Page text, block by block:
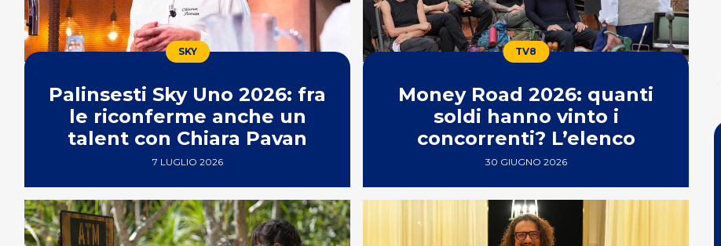
SKY
Palinsesti Sky Uno 2026: fra
le riconferme anche un
talent con Chiara Pavan
7 LUGLIO 2026
TV8
Money Road 2026: quanti
soldi hanno vinto i
concorrenti? L’elenco
30 GIUGNO 2026